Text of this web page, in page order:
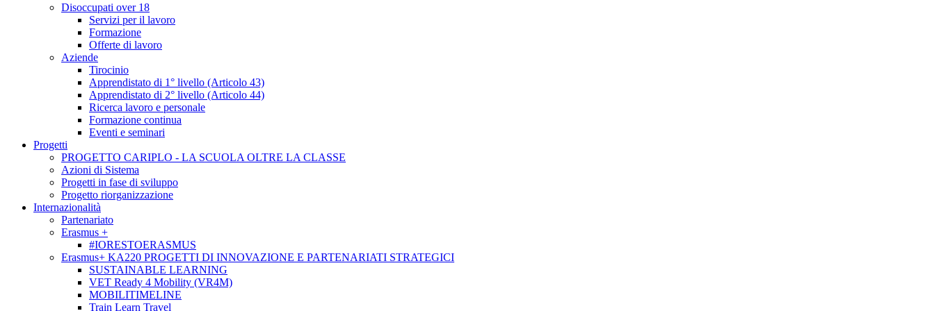
Disoccupati over 18
Servizi per il lavoro
Formazione
Offerte di lavoro
Aziende
Tirocinio
Apprendistato di 1° livello (Articolo 43)
Apprendistato di 2° livello (Articolo 44)
Ricerca lavoro e personale
Formazione continua
Eventi e seminari
Progetti
PROGETTO CARIPLO - LA SCUOLA OLTRE LA CLASSE
Azioni di Sistema
Progetti in fase di sviluppo
Progetto riorganizzazione
Internazionalità
Partenariato
Erasmus +
#IORESTOERASMUS
Erasmus+ KA220 PROGETTI DI INNOVAZIONE E PARTENARIATI STRATEGICI
SUSTAINABLE LEARNING
VET Ready 4 Mobility (VR4M)
MOBILITIMELINE
Train Learn Travel